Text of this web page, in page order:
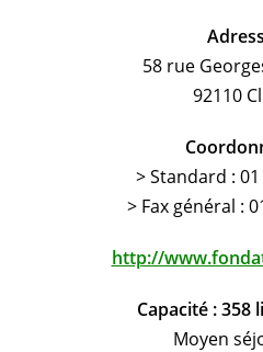
58 rue
92110
> Standard :
> Fax général :
http://
Capacité : 358
Moyen